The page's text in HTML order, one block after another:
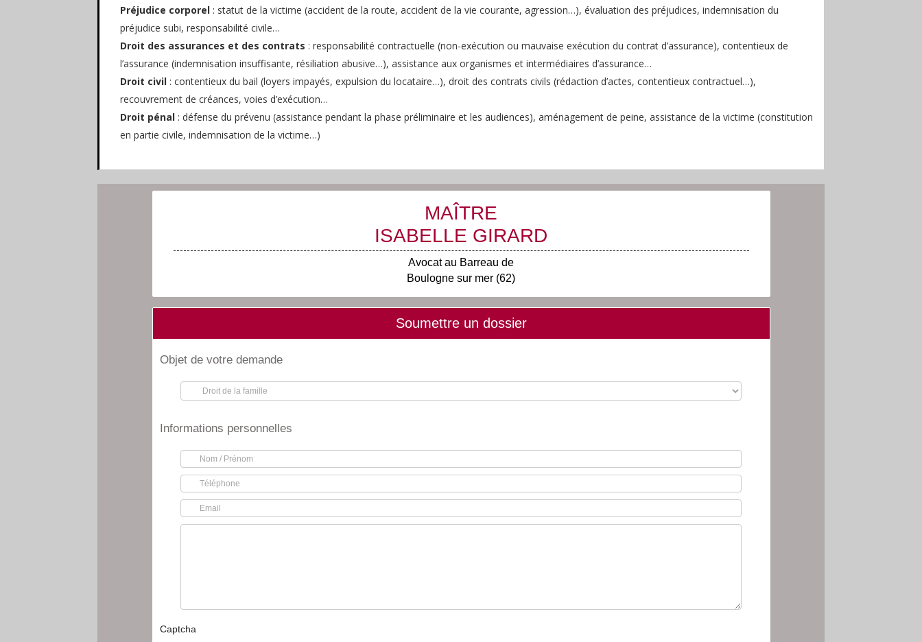
Préjudice corporel : statut de la victime (accident de la route, accident de la vie courante, agression…), évaluation des préjudices, indemnisation du
préjudice subi, responsabilité civile…
Droit des assurances et des contrats : responsabilité contractuelle (non-exécution ou mauvaise exécution du contrat d’assurance), contentieux de
l’assurance (indemnisation insuffisante, résiliation abusive…), assistance aux organismes et intermédiaires d’assurance…
Droit civil : contentieux du bail (loyers impayés, expulsion du locataire…), droit des contrats civils (rédaction d’actes, contentieux contractuel…),
recouvrement de créances, voies d’exécution…
Droit pénal : défense du prévenu (assistance pendant la phase préliminaire et les audiences), aménagement de peine, assistance de la victime (constitution
en partie civile, indemnisation de la victime…)
MAÎTRE
ISABELLE GIRARD
Avocat au Barreau de
Boulogne sur mer (62)
Soumettre un dossier
Objet de votre demande
Informations personnelles
Captcha